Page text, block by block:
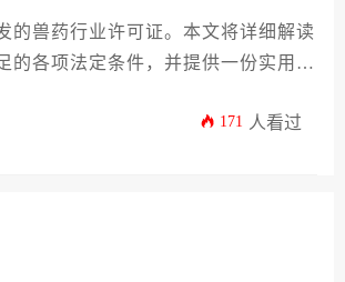
的兽药行业许可证。本文将详细解读
的各项法定条件，并提供一份实用的
171 人看过